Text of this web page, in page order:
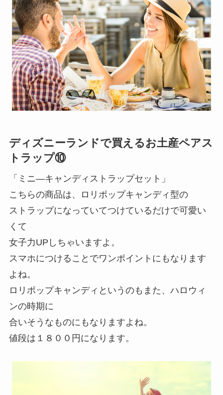
ディズニーランドで買えるお土産ペアス
トラップ⑩
「ミニ―キャンディストラップセット」
こちらの商品は、ロリポップキャンディ型の
ストラップになっていてつけているだけで可愛い
くて
女子力UPしちゃいますよ。
スマホにつけることでワンポイントにもなります
よね。
ロリポップキャンディというのもまた、ハロウィ
ンの時期に
合いそうなものにもなりますよね。
値段は１８００円になります。